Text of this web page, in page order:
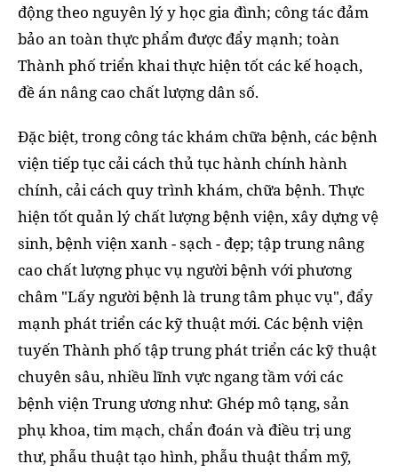
động theo nguyên lý y học gia đình; công tác đảm
bảo an toàn thực phẩm được đẩy mạnh; toàn
Thành phố triển khai thực hiện tốt các kế hoạch,
đề án nâng cao chất lượng dân số.
Đặc biệt, trong công tác khám chữa bệnh, các bệnh
viện tiếp tục cải cách thủ tục hành chính hành
chính, cải cách quy trình khám, chữa bệnh. Thực
hiện tốt quản lý chất lượng bệnh viện, xây dựng vệ
sinh, bệnh viện xanh - sạch - đẹp; tập trung nâng
cao chất lượng phục vụ người bệnh với phương
châm "Lấy người bệnh là trung tâm phục vụ", đẩy
mạnh phát triển các kỹ thuật mới. Các bệnh viện
tuyến Thành phố tập trung phát triển các kỹ thuật
chuyên sâu, nhiều lĩnh vực ngang tầm với các
bệnh viện Trung ương như: Ghép mô tạng, sản
phụ khoa, tim mạch, chẩn đoán và điều trị ung
thư, phẫu thuật tạo hình, phẫu thuật thẩm mỹ,